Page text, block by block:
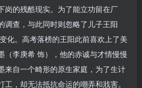
岗的残酷现实。为了能立功留在厂
调查，与此同时则忽略了儿子王阳
化。高考落榜的王阳此前喜欢上了美
（李庚希 饰），他的赤诚与才情慢慢
来自一个畸形的原生家庭，为了生计
，却无法抵抗命运的嘲弄和戕害。